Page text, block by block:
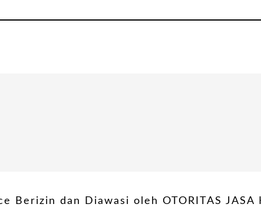
Berizin dan Diawasi oleh OTORITAS JASA